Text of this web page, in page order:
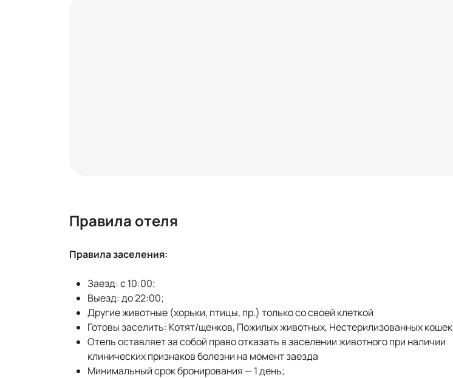
Правила отеля
Правила заселения:
Заезд: с 10:00;
Выезд: до 22:00;
Другие животные (хорьки, птицы, пр.) только со своей клеткой
Готовы заселить: Котят/щенков, Пожилых животных, Нестерилизованных кошек
Отель оставляет за собой право отказать в заселении животного при наличии
клинических признаков болезни на момент заезда
Минимальный срок бронирования — 1 день;